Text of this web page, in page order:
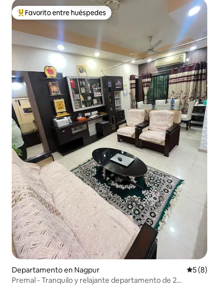
De los mejores en Favorito entre huéspedes
Favorito entre huéspedes
Departamento en Nagpur
5 (8)
Premal - Tranquilo y relajante departamento de 2